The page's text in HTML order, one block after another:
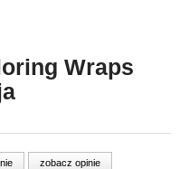
Wraps
zobacz opinie